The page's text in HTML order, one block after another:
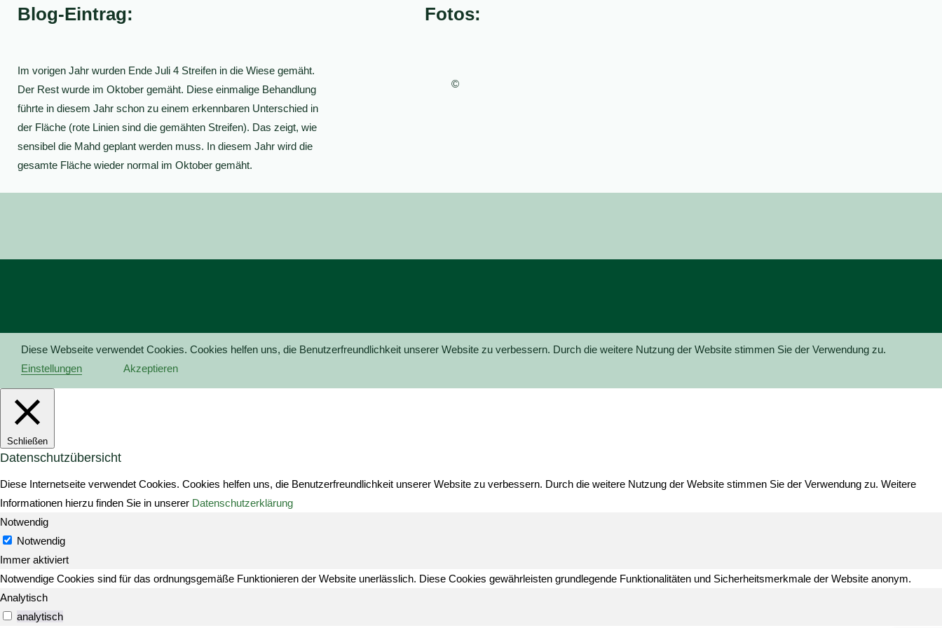
Blog-Eintrag:
Im vorigen Jahr wurden Ende Juli 4 Streifen in die Wiese gemäht.
Der Rest wurde im Oktober gemäht. Diese einmalige Behandlung
führte in diesem Jahr schon zu einem erkennbaren Unterschied in
der Fläche (rote Linien sind die gemähten Streifen). Das zeigt, wie
sensibel die Mahd geplant werden muss. In diesem Jahr wird die
gesamte Fläche wieder normal im Oktober gemäht.
Fotos:
©
Diese Webseite verwendet Cookies. Cookies helfen uns, die Benutzerfreundlichkeit unserer Website zu verbessern. Durch die weitere Nutzung der Website stimmen Sie der Verwendung zu.
Einstellungen
Akzeptieren
Schließen
Datenschutzübersicht
Diese Internetseite verwendet Cookies. Cookies helfen uns, die Benutzerfreundlichkeit unserer Website zu verbessern. Durch die weitere Nutzung der Website stimmen Sie der Verwendung zu. Weitere
Informationen hierzu finden Sie in unserer Datenschutzerklärung
Notwendig
Notwendig
Immer aktiviert
Notwendige Cookies sind für das ordnungsgemäße Funktionieren der Website unerlässlich. Diese Cookies gewährleisten grundlegende Funktionalitäten und Sicherheitsmerkmale der Website anonym.
Analytisch
analytisch